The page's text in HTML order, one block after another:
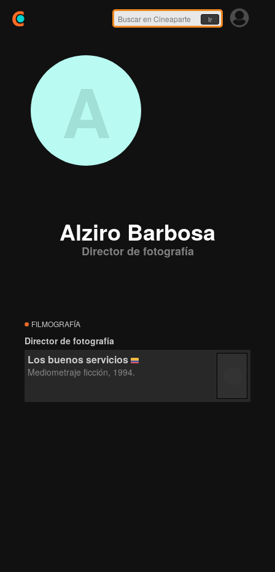
Ir
A
Alziro Barbosa
Director de fotografía
FILMOGRAFÍA
Director de fotografía
Los buenos servicios
Mediometraje ficción, 1994.